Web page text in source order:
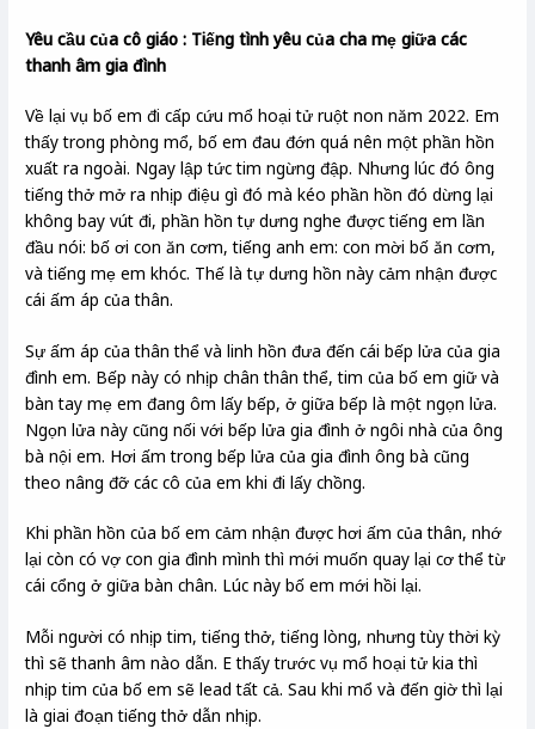
Yêu cầu của cô giáo : Tiếng tình yêu của cha mẹ giữa các
thanh âm gia đình
Về lại vụ bố em đi cấp cứu mổ hoại tử ruột non năm 2022. Em
thấy trong phòng mổ, bố em đau đớn quá nên một phần hồn
xuất ra ngoài. Ngay lập tức tim ngừng đập. Nhưng lúc đó ông
tiếng thở mở ra nhịp điệu gì đó mà kéo phần hồn đó dừng lại
không bay vút đi, phần hồn tự dưng nghe được tiếng em lần
đầu nói: bố ơi con ăn cơm, tiếng anh em: con mời bố ăn cơm,
và tiếng mẹ em khóc. Thế là tự dưng hồn này cảm nhận được
cái ấm áp của thân.
Sự ấm áp của thân thể và linh hồn đưa đến cái bếp lửa của gia
đình em. Bếp này có nhịp chân thân thể, tim của bố em giữ và
bàn tay mẹ em đang ôm lấy bếp, ở giữa bếp là một ngọn lửa.
Ngọn lửa này cũng nối với bếp lửa gia đình ở ngôi nhà của ông
bà nội em. Hơi ấm trong bếp lửa của gia đình ông bà cũng
theo nâng đỡ các cô của em khi đi lấy chồng.
Khi phần hồn của bố em cảm nhận được hơi ấm của thân, nhớ
lại còn có vợ con gia đình mình thì mới muốn quay lại cơ thể từ
cái cổng ở giữa bàn chân. Lúc này bố em mới hồi lại.
Mỗi người có nhịp tim, tiếng thở, tiếng lòng, nhưng tùy thời kỳ
thì sẽ thanh âm nào dẫn. E thấy trước vụ mổ hoại tử kia thì
nhịp tim của bố em sẽ lead tất cả. Sau khi mổ và đến giờ thì lại
là giai đoạn tiếng thở dẫn nhịp.